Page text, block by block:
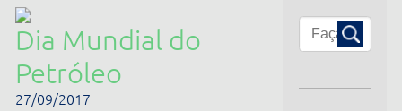
Dia Mundial do
Petróleo
27/09/2017
O dia 29 de setembro é
CATEGORIAS